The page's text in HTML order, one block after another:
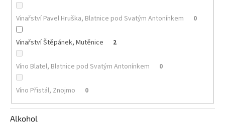
Klarety
Vína
podle
Víno
podle
obsahu
Dárkové
Vinařství Pavel Hruška, Blatnice pod Svatým Antonínkem 0
Vinařství Štěpánek, Mutěnice 2
Víno Blatel, Blatnice pod Svatým Antonínkem 0
Víno Přistál, Znojmo 0
Alkohol